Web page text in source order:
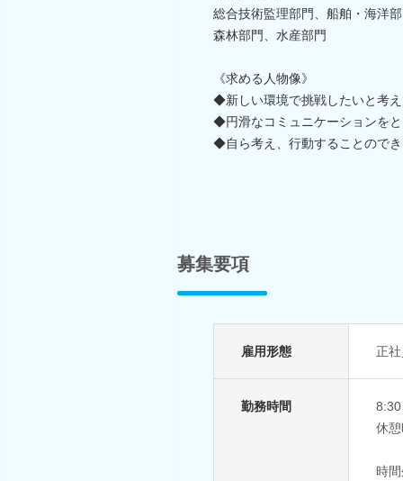
総合技術監理部門、船舶・海洋
森林部門、水産部門
《求める人物像》
◆新しい環境で挑戦したいと考
◆円滑なコミュニケーションを
◆自ら考え、行動することので
募集要項
雇用形態 正
勤務時間
休
時